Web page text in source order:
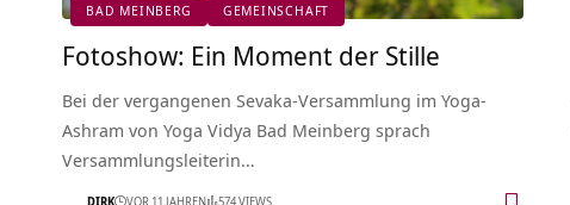
BAD MEINBERG GEMEINSCHAFT
Fotoshow: Ein Moment der Stille
Bei der vergangenen Sevaka-Versammlung im Yoga-
Ashram von Yoga Vidya Bad Meinberg sprach
Versammlungsleiterin…